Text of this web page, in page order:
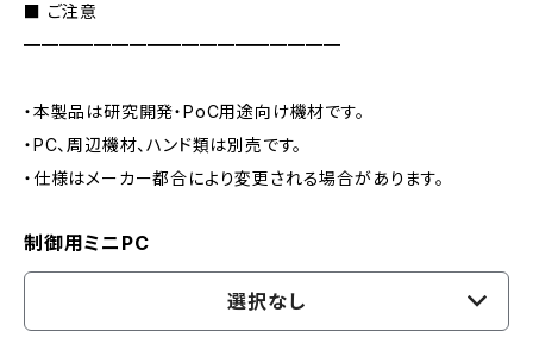
■ ご注意
━━━━━━━━━━━━━━━━━━
・本製品は研究開発・PoC用途向け機材です。
・PC、周辺機材、ハンド類は別売です。
・仕様はメーカー都合により変更される場合があります。
制御用ミニPC
選択なし